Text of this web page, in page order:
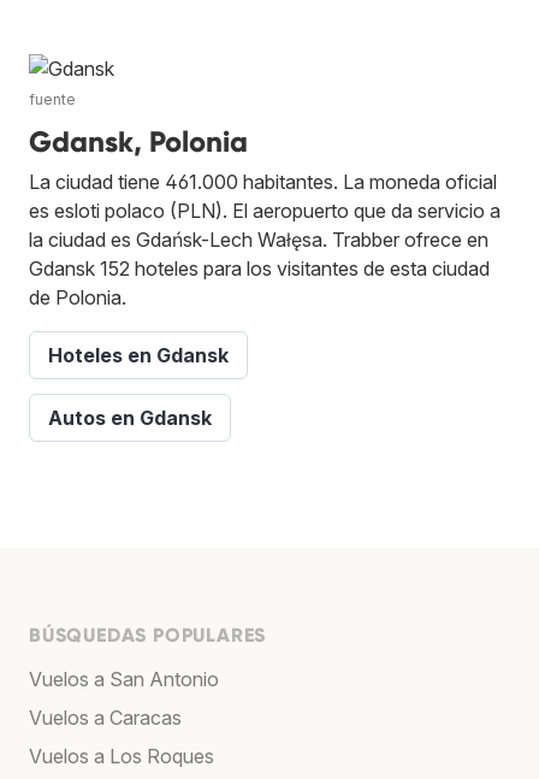
fuente
Gdansk, Polonia
La ciudad tiene 461.000 habitantes. La moneda oficial
es esloti polaco (PLN). El aeropuerto que da servicio a
la ciudad es Gdańsk-Lech Wałęsa. Trabber ofrece en
Gdansk 152 hoteles para los visitantes de esta ciudad
de Polonia.
Hoteles en Gdansk
Autos en Gdansk
BÚSQUEDAS POPULARES
Vuelos a San Antonio
Vuelos a Caracas
Vuelos a Los Roques